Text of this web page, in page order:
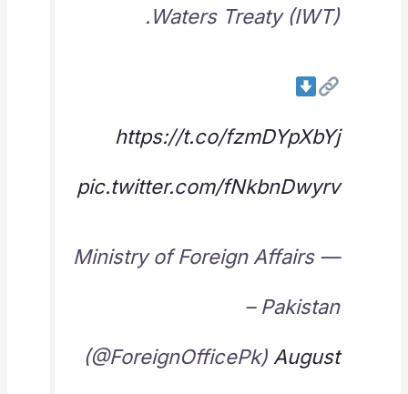
Waters Treaty (IWT).
https://t.co/fzmDYpXbYj
pic.twitter.com/fNkbnDwyrv
— Ministry of Foreign Affairs
– Pakistan
(@ForeignOfficePk)August